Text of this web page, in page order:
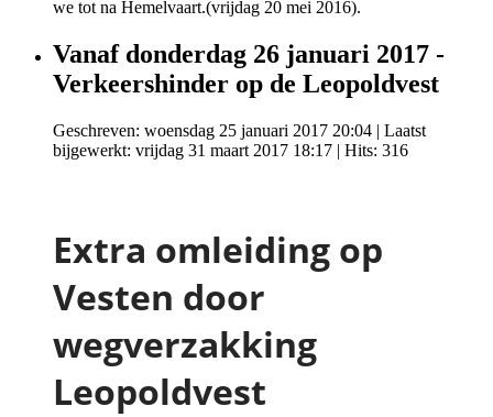
we tot na Hemelvaart.(vrijdag 20 mei 2016).
Vanaf donderdag 26 januari 2017 -
Verkeershinder op de Leopoldvest
Geschreven: woensdag 25 januari 2017 20:04 | Laatst
bijgewerkt: vrijdag 31 maart 2017 18:17 | Hits: 316
Extra omleiding op
Vesten door
wegverzakking
Leopoldvest